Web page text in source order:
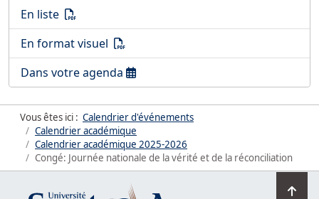
Télécharger le calendrier 2025-2026
En liste (PDF)
Télécharger le calendrier 2025-2026
En format visuel (PDF)
Télécharger le calendrier 2025-2026
Dans votre agenda
Vous êtes ici : Calendrier d'événements
Calendrier académique
Calendrier académique 2025-2026
Congé: Journée nationale de la vérité et de la réconciliation